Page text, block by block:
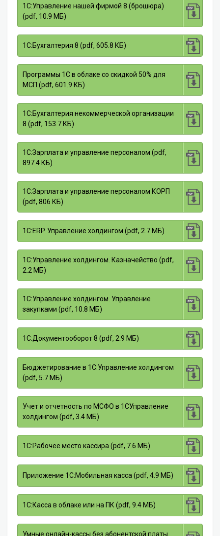
1С:Управление нашей фирмой 8 (брошюра)
(pdf, 10.9 МБ)
1С:Бухгалтерия 8 (pdf, 605.8 КБ)
Программы 1С в облаке со скидкой 50% для
МСП (pdf, 601.9 КБ)
1С:Бухгалтерия некоммерческой организации
8 (pdf, 153.7 КБ)
1С:Зарплата и управление персоналом (pdf,
897.4 КБ)
1С:Зарплата и управление персоналом КОРП
(pdf, 806 КБ)
1С:ERP. Управление холдингом (pdf, 2.7 МБ)
1С:Управление холдингом. Казначейство (pdf,
2.2 МБ)
1С:Управление холдингом. Управление
закупками (pdf, 10.8 МБ)
1С:Документооборот 8 (pdf, 2.9 МБ)
Бюджетирование в 1С:Управление холдингом
(pdf, 5.7 МБ)
Учет и отчетность по МСФО в 1СУправление
холдингом (pdf, 3.4 МБ)
1С:Рабочее место кассира (pdf, 7.6 МБ)
Приложение 1С:Мобильная касса (pdf, 4.9 МБ)
1С:Касса в облаке или на ПК (pdf, 9.4 МБ)
Умные онлайн-кассы без абонентской платы